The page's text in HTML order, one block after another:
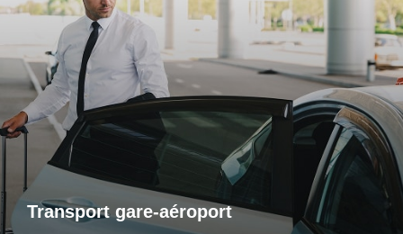
Transport gare-aéroport
Transports gare-aéroport
Pour vos départs comme pour vos retours, profitez d’un
service de transport fiable et ponctuel vers les gares et
aéroports. Je m’assure que vous arriviez à l’heure, sans
contrainte et dans un confort optimal. Que vous voyagiez
pour affaires ou pour le plaisir, laissez-moi gérer votre trajet
afin que vous puissiez vous concentrer sur l’essentiel : votre
voyage.